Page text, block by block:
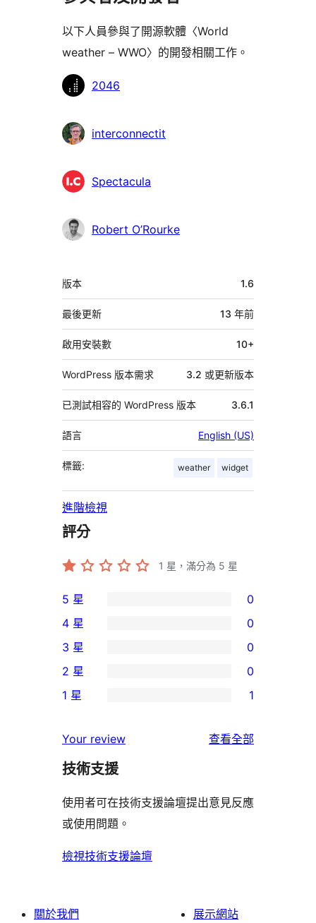
以下人員參與了開源軟體〈World
weather – WWO〉的開發相關工作。
參
者
2046
interconnectit
Spectacula
Robert O’Rourke
中
繼
資
料
版本 1.6
最後更新 13 年前
啟用安裝數 10+
WordPress 版本需求 3.2 或更新版本
已測試相容的 WordPress 版本 3.6.1
語言 English (US)
標籤: weather widget
進階檢視
評分
1 星，滿分為 5 星
0
個
5
星
使
者
論
5 星 0
個
4
星
用
者
論
4 星 0
0
個
3
使
用
評
論
3 星 0
個
星
使
者
評
論
2 星 0
1
星
用
者
評
1 星 1
Your review 查看全部
評
技術支援
使用者可在技術支援論壇提出意見反應
或使用問題。
檢視技術支援論壇
關於我們
展示網站